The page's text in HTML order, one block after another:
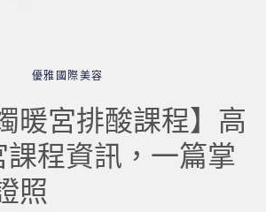
優雅國際美容
暖宮排酸課程】高
程資訊，一篇掌
照